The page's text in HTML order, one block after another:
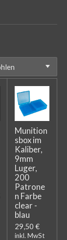
Munition
sbox im
Kaliber,
9mm
Luger,
200
Patrone
n Farbe
clear -
blau
29,50 €
inkl. MwSt